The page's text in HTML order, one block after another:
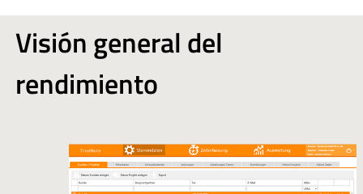
Visión general del
rendimiento